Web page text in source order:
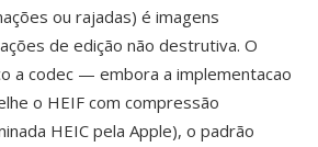
ou rajadas) é imagens
de edição não destrutiva. O
a codec — embora a implementacao
o HEIF com compressão
HEIC pela Apple), o padrão